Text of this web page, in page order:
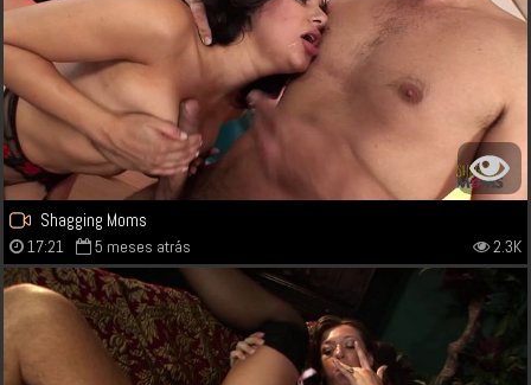
Shagging Moms
17:21 5 meses atrás 2.3K